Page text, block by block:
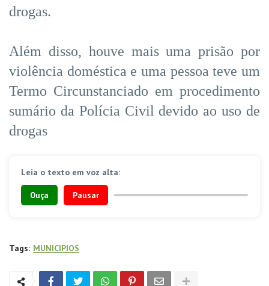
drogas.
Além disso, houve mais uma prisão por
violência doméstica e uma pessoa teve um
Termo Circunstanciado em procedimento
sumário da Polícia Civil devido ao uso de
drogas
Leia o texto em voz alta:
Ouça Pausar
Tags: MUNICIPIOS